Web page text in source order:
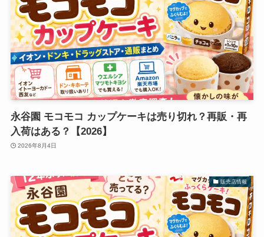
永谷園 モコモコ カップケーキは売り切れ？再販・再
入荷はある？【2026】
2026年8月4日
販売店情報